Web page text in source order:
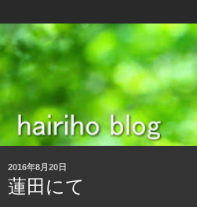
2016年8月20日
蓮田にて